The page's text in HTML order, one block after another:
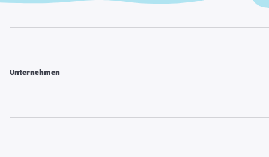
Unternehmen